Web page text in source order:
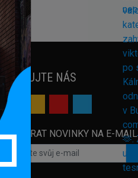
SLEDUJTE NÁS
ODEBÍRAT NOVINKY NA E-MAIL